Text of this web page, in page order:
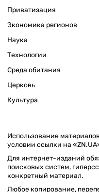
Приватизация
Экономика регионов
Наука
Технологии
Среда обитания
Церковь
Культура
Использование
условии ссылки на
Для интернет-изданий
поисковых систем,
конкретный материал.
Любое копирование,